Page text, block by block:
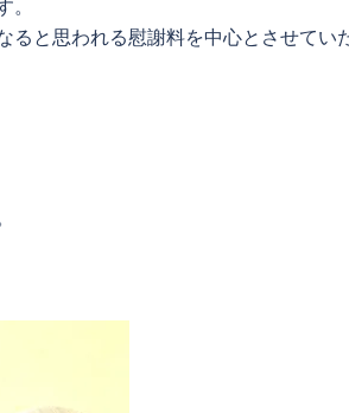
ると思われる慰謝料を中心とさせてい